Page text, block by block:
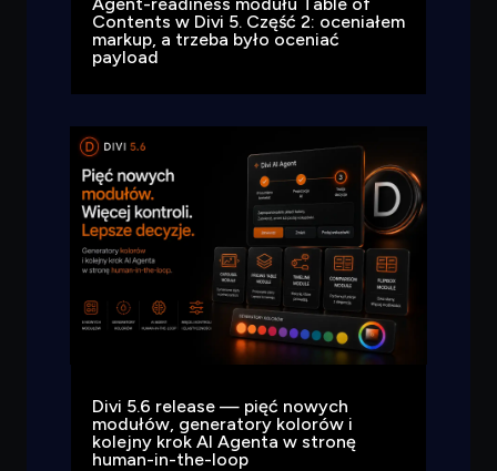
Contents w Divi 5. Część 2: oceniałem
markup, a trzeba było oceniać
payload
Divi 5.6 release — pięć nowych
modułów, generatory kolorów i
kolejny krok AI Agenta w stronę
human-in-the-loop